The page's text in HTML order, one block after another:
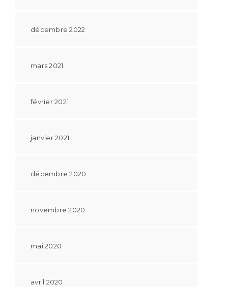
décembre 2022
mars 2021
février 2021
janvier 2021
décembre 2020
novembre 2020
mai 2020
avril 2020